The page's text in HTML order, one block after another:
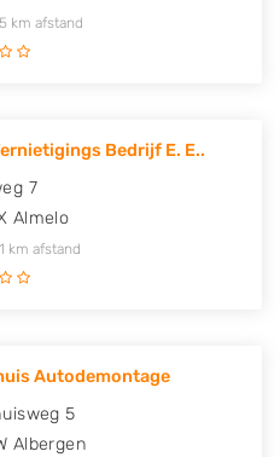
km afstand
Bedrijf E. E..
7
Almelo
km afstand
Autodemontage
5
Albergen